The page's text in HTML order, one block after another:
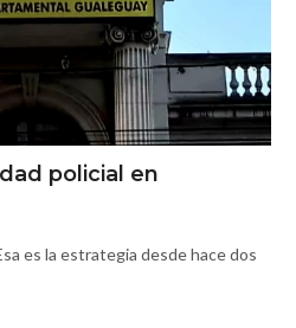
policial en
es la estrategia desde hace dos